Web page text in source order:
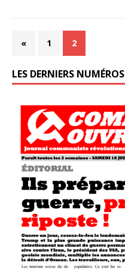
« 1 2
LES DERNIERS NUMÉROS